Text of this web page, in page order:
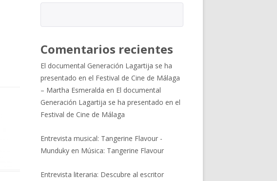
Comentarios recientes
El documental Generación Lagartija se ha
presentado en el Festival de Cine de Málaga
– Martha Esmeralda en El documental
Generación Lagartija se ha presentado en el
Festival de Cine de Málaga
Entrevista musical: Tangerine Flavour -
Munduky en Música: Tangerine Flavour
Entrevista literaria: Descubre al escritor